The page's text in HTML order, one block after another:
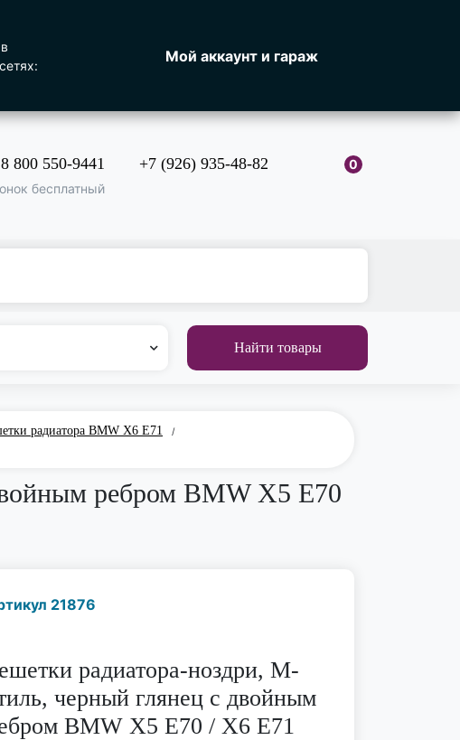
Мой аккаунт и гараж
8 800 550-9441
бесплатный
+7 (926) 935-48-82 0
Найти товары
радиатора BMW X6 E71 /
ребром BMW X5 E70
21876
радиатора-ноздри, М-
черный глянец с двойным
BMW X5 E70 / X6 E71